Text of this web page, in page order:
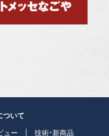
ついて
ュー 技術・新商品